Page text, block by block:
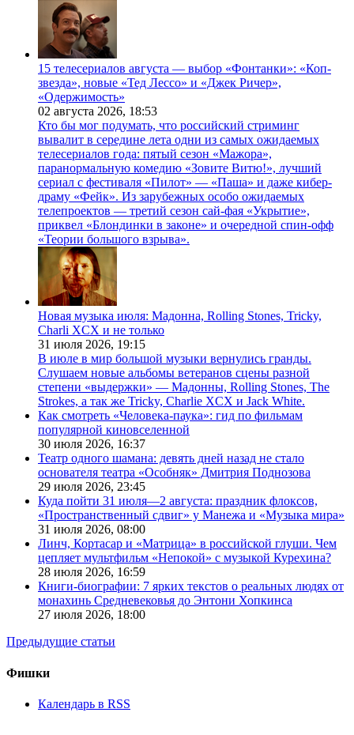
15 телесериалов августа — выбор «Фонтанки»: «Коп-
звезда», новые «Тед Лессо» и «Джек Ричер»,
«Одержимость»
02 августа 2026, 18:53
Кто бы мог подумать, что российский стриминг
вывалит в середине лета одни из самых ожидаемых
телесериалов года: пятый сезон «Мажора»,
паранормальную комедию «Зовите Витю!», лучший
сериал с фестиваля «Пилот» — «Паша» и даже кибер-
драму «Фейк». Из зарубежных особо ожидаемых
телепроектов — третий сезон сай-фая «Укрытие»,
приквел «Блондинки в законе» и очередной спин-офф
«Теории большого взрыва».
Новая музыка июля: Мадонна, Rolling Stones, Tricky,
Charli XCX и не только
31 июля 2026, 19:15
В июле в мир большой музыки вернулись гранды.
Слушаем новые альбомы ветеранов сцены разной
степени «выдержки» — Мадонны, Rolling Stones, The
Strokes, а так же Tricky, Charlie XCX и Jack White.
Как смотреть «Человека-паука»: гид по фильмам
популярной киновселенной
30 июля 2026, 16:37
Театр одного шамана: девять дней назад не стало
основателя театра «Особняк» Дмитрия Поднозова
29 июля 2026, 23:45
Куда пойти 31 июля—2 августа: праздник флоксов,
«Пространственный сдвиг» у Манежа и «Музыка мира»
31 июля 2026, 08:00
Линч, Кортасар и «Матрица» в российской глуши. Чем
цепляет мультфильм «Непокой» с музыкой Курехина?
28 июля 2026, 16:59
Книги-биографии: 7 ярких текстов о реальных людях от
монахинь Средневековья до Энтони Хопкинса
27 июля 2026, 18:00
Предыдущие статьи
Фишки
Календарь в RSS